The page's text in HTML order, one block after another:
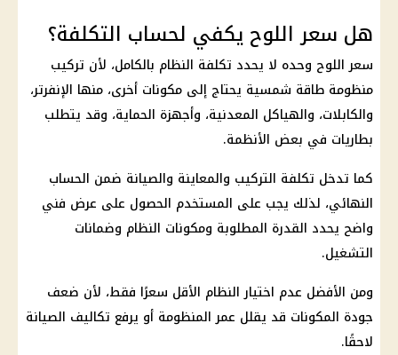
هل سعر اللوح يكفي لحساب التكلفة؟
سعر اللوح وحده لا يحدد تكلفة النظام بالكامل، لأن تركيب
منظومة طاقة شمسية يحتاج إلى مكونات أخرى، منها الإنفرتر،
والكابلات، والهياكل المعدنية، وأجهزة الحماية، وقد يتطلب
بطاريات في بعض الأنظمة.
كما تدخل تكلفة التركيب والمعاينة والصيانة ضمن الحساب
النهائي، لذلك يجب على المستخدم الحصول على عرض فني
واضح يحدد القدرة المطلوبة ومكونات النظام وضمانات
التشغيل.
ومن الأفضل عدم اختيار النظام الأقل سعرًا فقط، لأن ضعف
جودة المكونات قد يقلل عمر المنظومة أو يرفع تكاليف الصيانة
لاحقًا.